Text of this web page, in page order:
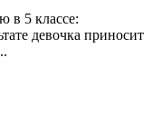
в 5 классе:
девочка приносит